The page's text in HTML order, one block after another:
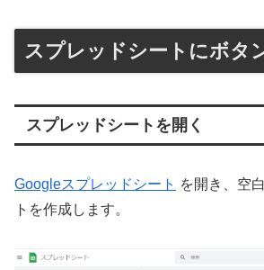
スプレッドシートにボタ
スプレッドシートを開く
Googleスプレッドシート を開き、空
トを作成します。